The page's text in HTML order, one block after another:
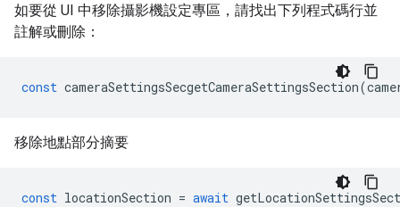
如要從 UI 中移除攝影機設定專區，請找出下列程式碼行並
註解或刪除：
const cameraSettingsSecgetCameraSettingsSection(
移除地點部分摘要
const locationSection = await